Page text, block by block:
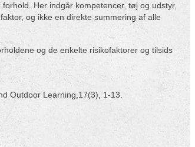
Her indgår kompetencer, tøj og udstyr,
og ikke en direkte summering af alle
og de enkelte risikofaktorer og tilsids
Outdoor Learning,17(3), 1-13.